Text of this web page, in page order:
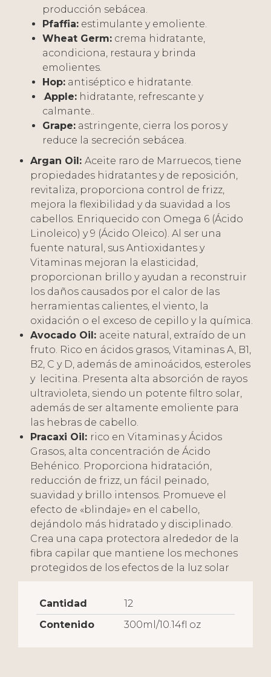
producción sebácea.
Pfaffia: estimulante y emoliente.
Wheat Germ: crema hidratante,
acondiciona, restaura y brinda
emolientes.
Hop: antiséptico e hidratante.
.Apple: hidratante, refrescante y
calmante..
Grape: astringente, cierra los poros y
reduce la secreción sebácea.
Argan Oil: Aceite raro de Marruecos, tiene
propiedades hidratantes y de reposición,
revitaliza, proporciona control de frizz,
mejora la flexibilidad y da suavidad a los
cabellos. Enriquecido con Omega 6 (Ácido
Linoleico) y 9 (Ácido Oleico). Al ser una
fuente natural, sus Antioxidantes y
Vitaminas mejoran la elasticidad,
proporcionan brillo y ayudan a reconstruir
los daños causados por el calor de las
herramientas calientes, el viento, la
oxidación o el exceso de cepillo y la química.
Avocado Oil: aceite natural, extraído de un
fruto. Rico en ácidos grasos, Vitaminas A, B1,
B2, C y D, además de aminoácidos, esteroles
y lecitina. Presenta alta absorción de rayos
ultravioleta, siendo un potente filtro solar,
además de ser altamente emoliente para
las hebras de cabello.
Pracaxi Oil: rico en Vitaminas y Ácidos
Grasos, alta concentración de Ácido
Behénico. Proporciona hidratación,
reducción de frizz, un fácil peinado,
suavidad y brillo intensos. Promueve el
efecto de «blindaje» en el cabello,
dejándolo más hidratado y disciplinado.
Crea una capa protectora alrededor de la
fibra capilar que mantiene los mechones
protegidos de los efectos de la luz solar
Cantidad
12
Contenido
300ml/10.14fl oz